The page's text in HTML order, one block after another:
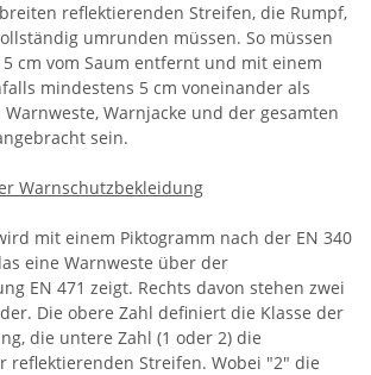
reflektierenden Streifen, die Rumpf,
umrunden müssen. So müssen
cm vom Saum entfernt und mit einem
mindestens 5 cm voneinander als
Warnjacke und der gesamten
sein.
Warnschutzbekleidung
mit einem Piktogramm nach der EN 340
eine Warnweste über der
EN 471 zeigt. Rechts davon stehen zwei
Die obere Zahl definiert die Klasse der
die untere Zahl (1 oder 2) die
reflektierenden Streifen. Wobei "2" die